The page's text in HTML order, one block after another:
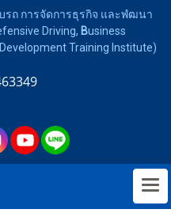
ถ การจัดการธุรกิจ และพํฒนา
Driving, Business
Training Institute)